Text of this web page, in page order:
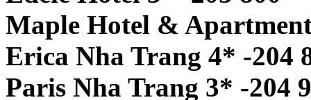
Maple Hotel &
Erica Nha Trang 4* -204
Paris Nha Trang 3* -204